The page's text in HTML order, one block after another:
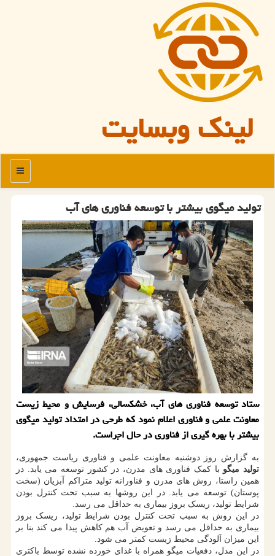
لینک وبسایت
منو
تولید میگوی بیشتر با توسعه فناوری های آب
ستاد توسعه فناوری های آب، خشکسالی، فرسایش و محیط زیست
معاونت علمی و فناوری اعلام نمود که طرحی در امتداد تولید میگوی
بیشتر با بهره گیری از فناوری در حال اجراست.
به گزارش روز دوشنبه معاونت علمی و فناوری ریاست جمهوری،
تولید میگو با کمک فناوری های مدرن، در کشور توسعه می یابد. در
همین راستا، روش های مدرن و فناورانه تولید متراکم آبزیان (سخت
پوستان) توسعه می یابد. در این روشها به سبب تحت کنترل بودن
شرایط تولید، ریسک بروز بیماری به حداقل می رسد.
در این روش به سبب تحت کنترل بودن شرایط تولید، ریسک بروز
بیماری به حداقل می رسد و تعویض آب هم کاهش پیدا می کند بنا بر
این میزان آلودگی محیط زیست کمتر می شود.
در این مدل، دفعیات میگو همراه با غذای خورده نشده توسط باکتری